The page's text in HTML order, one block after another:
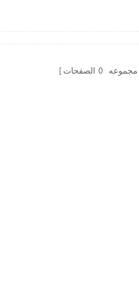
مجموعه 0 الصفحات